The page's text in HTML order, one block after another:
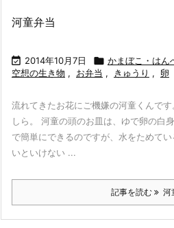
河童弁当
 2014年10月7日  かまぼこ・はん
空想の生き物 , お弁当 , きゅうり , 卵
流れてきたお花にご機嫌の河童くんで
しら。 河童の頭のお皿は、ゆで卵の白
で簡単にできるのですが、水をためて
いといけない ...
記事を読む 河